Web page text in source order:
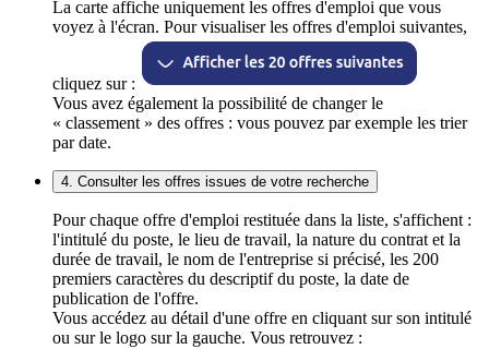
La carte affiche uniquement les offres d'emploi que vous
voyez à l'écran. Pour visualiser les offres d'emploi suivantes,
cliquez sur :
Vous avez également la possibilité de changer le
« classement » des offres : vous pouvez par exemple les trier
par date.
4. Consulter les offres issues de votre recherche
Pour chaque offre d'emploi restituée dans la liste, s'affichent :
l'intitulé du poste, le lieu de travail, la nature du contrat et la
durée de travail, le nom de l'entreprise si précisé, les 200
premiers caractères du descriptif du poste, la date de
publication de l'offre.
Vous accédez au détail d'une offre en cliquant sur son intitulé
ou sur le logo sur la gauche. Vous retrouvez :